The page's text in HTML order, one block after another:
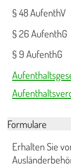
§ 48 AufenthV
§ 26 AufenthG
§ 9 AufenthG
Formulare
Erhalten Sie